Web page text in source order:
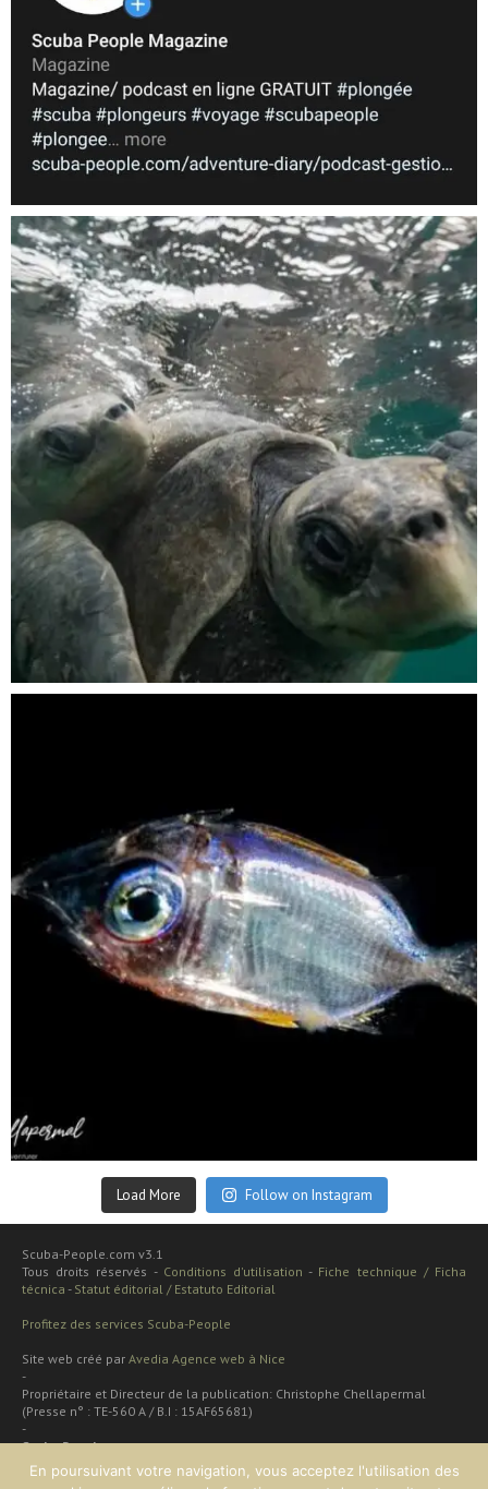
Nov 5
scuba_people_magazine
Sep 24
Load More Follow on Instagram
Scuba-People.com v3.1
Tous droits réservés - Conditions d'utilisation - Fiche technique / Ficha
técnica - Statut éditorial / Estatuto Editorial
Profitez des services Scuba-People
Site web créé par Avedia Agence web à Nice
-
Propriétaire et Directeur de la publication: Christophe Chellapermal
(Presse n° : TE-560 A / B.I : 15AF65681)
-
Scuba People
Rua cardal de são josé 48 apt
2 dt
En poursuivant votre navigation, vous acceptez l'utilisation des